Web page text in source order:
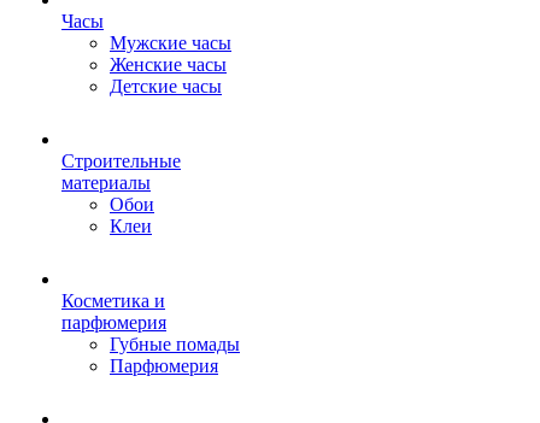
Часы
Мужские часы
Женские часы
Детские часы
Строительные
материалы
Обои
Клеи
Косметика и
парфюмерия
Губные помады
Парфюмерия